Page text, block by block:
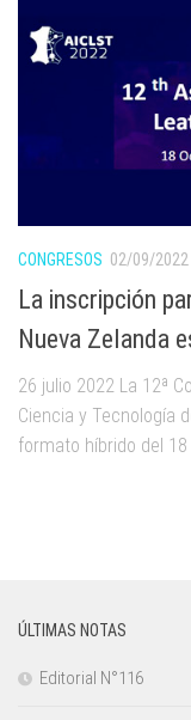
CONGRESOS 02/09/2022
La inscripción
Nueva Zelanda
26 julio 2022 La 12ª
Ciencia y Tecnología
formato híbrido del 18
ÚLTIMAS NOTAS
Editorial N°116